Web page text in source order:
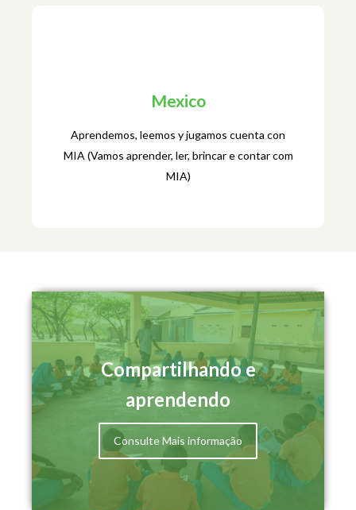
Learning for Access- Chalo Parho Barho (Vamos
Mexico
Aprendemos, leemos y jugamos cuenta con
MIA (Vamos aprender, ler, brincar e contar com
MIA)
Mexico
Aprendemos, leemos y jugamos cuenta con
MIA (Vamos aprender, ler, brincar e contar com
MIA)
Compartilhando e
aprendendo
Consulte Mais informação